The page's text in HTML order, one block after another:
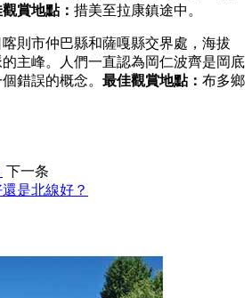
賞地點： 措美至拉康鎮途中。
則市仲巴縣和薩嘎縣交界處，海拔
主峰。人們一直認為岡仁波齊是岡底
錯誤的概念。 最佳觀賞地點： 布多鄉
下一条
是北線好？